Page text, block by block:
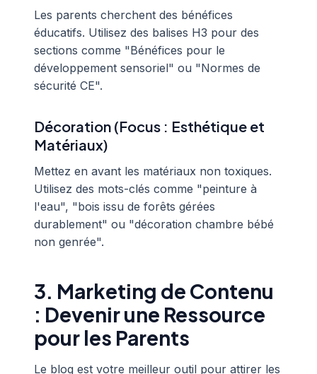
Les parents cherchent des bénéfices
éducatifs. Utilisez des balises H3 pour des
sections comme "Bénéfices pour le
développement sensoriel" ou "Normes de
sécurité CE".
Décoration (Focus : Esthétique et
Matériaux)
Mettez en avant les matériaux non toxiques.
Utilisez des mots-clés comme "peinture à
l'eau", "bois issu de forêts gérées
durablement" ou "décoration chambre bébé
non genrée".
3. Marketing de Contenu
: Devenir une Ressource
pour les Parents
Le blog est votre meilleur outil pour attirer les